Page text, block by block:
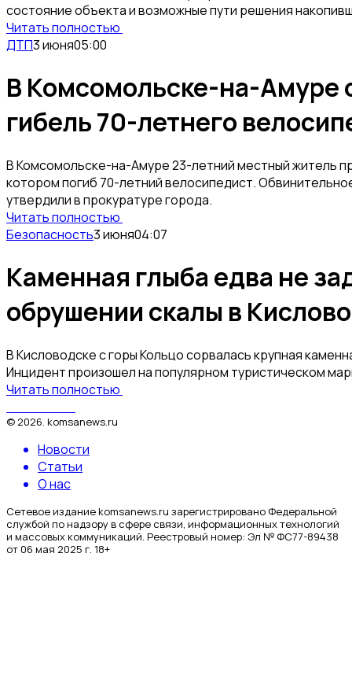
состояние объекта и возможные пути решения
Читать полностью
ДТП3 июня05:00
В Комсомольске-на-Амуре
гибель 70-летнего
В Комсомольске-на-Амуре 23-летний местный житель
котором погиб 70-летний велосипедист.
утвердили в прокуратуре города.
Читать полностью
Безопасность3 июня04:07
Каменная глыба едва не
обрушении скалы в
В Кисловодске с горы Кольцо сорвалась крупная
Инцидент произошел на популярном туристическом
Читать полностью
© 2026 komsanews.ru
Новости
Статьи
О нас
Сетевое издание komsanews.ru зарегистрировано Федеральной
службой по надзору в сфере связи, информационных технологий
и массовых коммуникаций. Реестровый номер: Эл № ФС77-89438
от 06 мая 2025 г. 18+